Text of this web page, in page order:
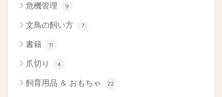
危機管理 9
文鳥の飼い方 7
書籍 11
爪切り 4
飼育用品 ＆ おもちゃ 22